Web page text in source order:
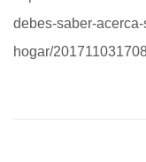
debes-saber-
hogar/